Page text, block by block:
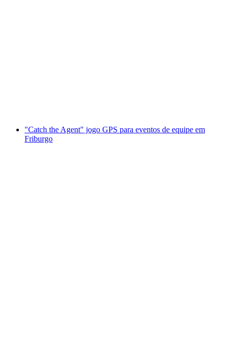
"Catch the Agent" jogo GPS para eventos de equipe em
Friburgo